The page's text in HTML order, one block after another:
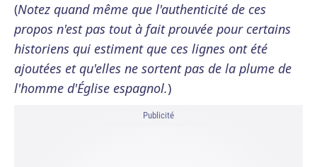
(Notez quand même que l'authenticité de ces
propos n'est pas tout à fait prouvée pour certains
historiens qui estiment que ces lignes ont été
ajoutées et qu'elles ne sortent pas de la plume de
l'homme d'Église espagnol.)
Publicité